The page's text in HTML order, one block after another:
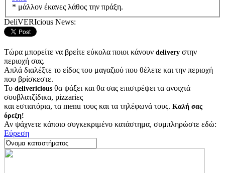
* μάλλον έκανες λάθος την πράξη.
DeliVERIcious News:
Τώρα μπορείτε να βρείτε εύκολα ποιοι κάνουν delivery στην
περιοχή σας.
Απλά διαλέξτε το είδος του μαγαζιού που θέλετε και την περιοχή
που βρίσκεστε.
Το delivericious θα ψάξει και θα σας επιστρέψει τα ανοιχτά
σουβλατζίδικα, pizzariες
και εστιατόρια, τα menu τους και τα τηλέφωνά τους. Καλή σας
όρεξη!
Αν ψάχνετε κάποιο συγκεκριμένο κατάστημα, συμπληρώστε εδώ:
Εύρεση